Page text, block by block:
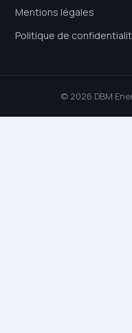
Mentions légales
Politique de
© 2026 DBM